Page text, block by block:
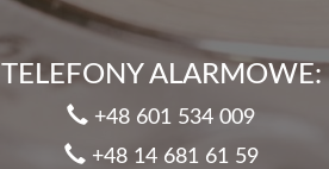
TELEFONY ALARMOWE:
+48 601 534 009
+48 14 681 61 59